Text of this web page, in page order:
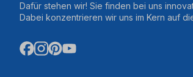
Dafür stehen wir! Sie finden bei uns
Dabei konzentrieren wir uns im Kern auf